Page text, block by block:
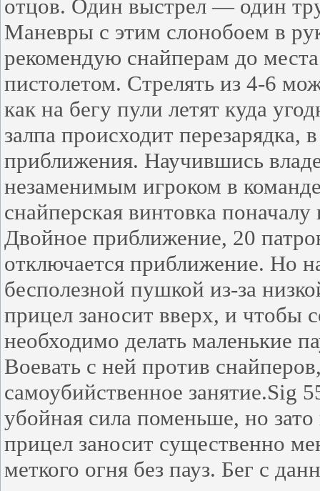
отцов. Один выстрел — один
Маневры с этим слонобоем в
рекомендую снайперам до
пистолетом. Стрелять из 4-6
как на бегу пули летят куда
залпа происходит перезарядка,
приближения. Научившись
незаменимым игроком в
снайперская винтовка
Двойное приближение, 20
отключается приближение. Но
бесполезной пушкой из-за
прицел заносит вверх, и чтобы
необходимо делать маленькие
Воевать с ней против
самоубийственное занятие.Sig
убойная сила поменьше, но
прицел заносит существенно
меткого огня без пауз. Бег с